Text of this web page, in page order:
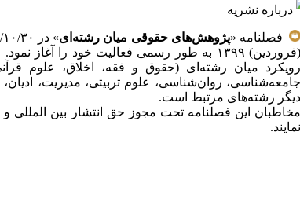
درباره نشریه
فصلنامه «پژوهش‌های حقوقی میان رشته‌ای
(فروردین) ۱۳۹۹ به طور رسمی فعالیت خود
رویکرد میان رشته‌ای (حقوق و فقه، اخلاق، علوم
جامعه‌شناسی، روان‌شناسی، علوم تربیتی، مدیریت،
دیگر رشته‌های مرتبط است.
نمایند.